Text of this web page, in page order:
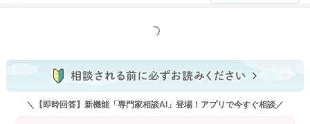
もっと見る
＼【即時回答】新機能「専門家相談AI」登場！アプリで今すぐ相談／